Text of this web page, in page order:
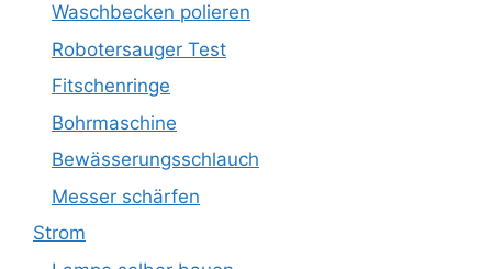
Waschbecken polieren
Robotersauger Test
Fitschenringe
Bohrmaschine
Bewässerungsschlauch
Messer schärfen
Strom